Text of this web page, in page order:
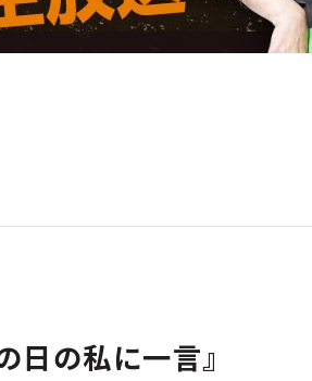
の私に一言』